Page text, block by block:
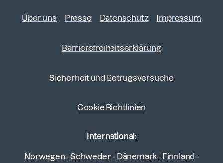
Über uns Presse Datenschutz Impressum
Barrierefreiheitserklärung
Sicherheit und Betrugsversuche
Cookie Richtlinien
International:
Norwegen-Schweden- Dänemark- Finnland -